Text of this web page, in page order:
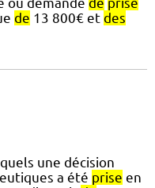
de 13 800€ et des
une décision
a été prise en